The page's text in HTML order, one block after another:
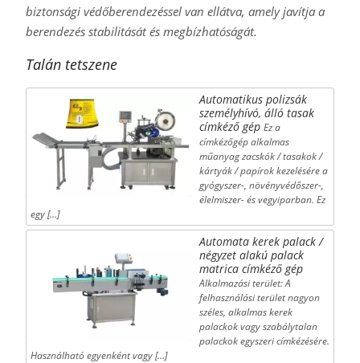
biztonsági védőberendezéssel van ellátva, amely javítja a
berendezés stabilitását és megbízhatóságát.
Talán tetszene
Automatikus polizsák
személyhívó, álló tasak
címkéző gép Ez a
címkézőgép alkalmas
műanyag zacskók / tasakok /
kártyák / papírok kezelésére a
gyógyszer-, növényvédőszer-,
élelmiszer- és vegyiparban. Ez
egy […]
Automata kerek palack /
négyzet alakú palack
matrica címkéző gép
Alkalmazási terület: A
felhasználási terület nagyon
széles, alkalmas kerek
palackok vagy szabálytalan
palackok egyszeri címkézésére.
Használható egyenként vagy […]